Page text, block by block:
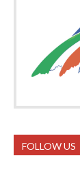
FOLLOW US